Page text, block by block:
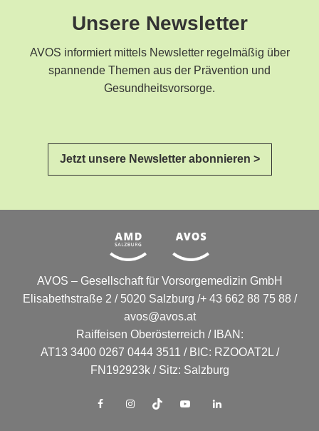
Unsere Newsletter
AVOS informiert mittels Newsletter regelmäßig über
spannende Themen aus der Prävention und
Gesundheitsvorsorge.
Jetzt unsere Newsletter abonnieren >
AVOS – Gesellschaft für Vorsorgemedizin GmbH
Elisabethstraße 2 / 5020 Salzburg /+ 43 662 88 75 88 /
avos@avos.at
Raiffeisen Oberösterreich / IBAN:
AT13 3400 0267 0444 3511 / BIC: RZOOAT2L /
FN192923k / Sitz: Salzburg